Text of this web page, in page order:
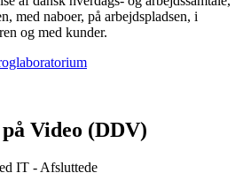
med naboer, på arbejdspladsen, i
og med kunder.
Video (DDV)
IT - Afsluttede